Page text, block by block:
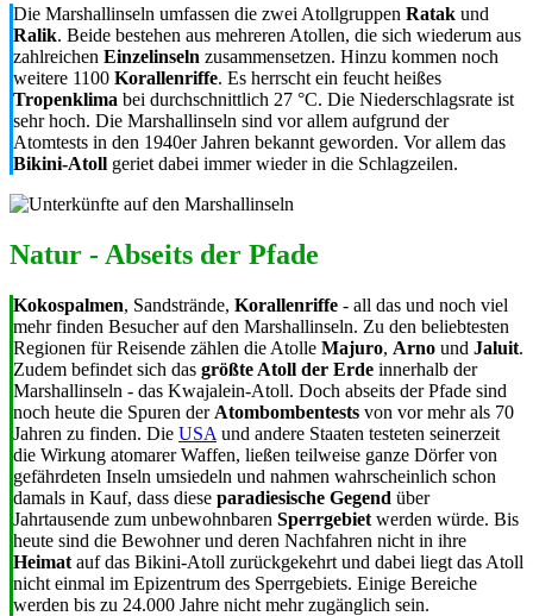
Die Marshallinseln umfassen die zwei Atollgruppen Ratak und
Ralik. Beide bestehen aus mehreren Atollen, die sich wiederum aus
zahlreichen Einzelinseln zusammensetzen. Hinzu kommen noch
weitere 1100 Korallenriffe. Es herrscht ein feucht heißes
Tropenklima bei durchschnittlich 27 °C. Die Niederschlagsrate ist
sehr hoch. Die Marshallinseln sind vor allem aufgrund der
Atomtests in den 1940er Jahren bekannt geworden. Vor allem das
Bikini-Atoll geriet dabei immer wieder in die Schlagzeilen.
Natur - Abseits der Pfade
Kokospalmen, Sandstrände, Korallenriffe - all das und noch viel
mehr finden Besucher auf den Marshallinseln. Zu den beliebtesten
Regionen für Reisende zählen die Atolle Majuro, Arno und Jaluit.
Zudem befindet sich das größte Atoll der Erde innerhalb der
Marshallinseln - das Kwajalein-Atoll. Doch abseits der Pfade sind
noch heute die Spuren der Atombombentests von vor mehr als 70
Jahren zu finden. Die USA und andere Staaten testeten seinerzeit
die Wirkung atomarer Waffen, ließen teilweise ganze Dörfer von
gefährdeten Inseln umsiedeln und nahmen wahrscheinlich schon
damals in Kauf, dass diese paradiesische Gegend über
Jahrtausende zum unbewohnbaren Sperrgebiet werden würde. Bis
heute sind die Bewohner und deren Nachfahren nicht in ihre
Heimat auf das Bikini-Atoll zurückgekehrt und dabei liegt das Atoll
nicht einmal im Epizentrum des Sperrgebiets. Einige Bereiche
werden bis zu 24.000 Jahre nicht mehr zugänglich sein.